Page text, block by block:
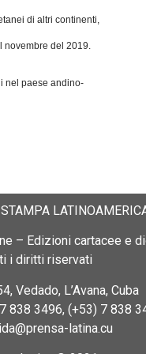
di altri continenti,
novembre del 2019.
nel paese andino-
– Edizioni cartacee e
i diritti riservati
Vedado, L’Avana, Cuba
838 3496, (+53) 7 838
latina.cu